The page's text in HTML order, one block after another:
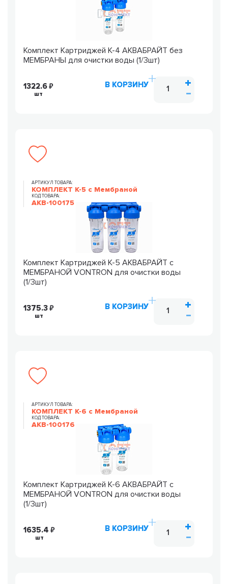
Комплект Картриджей К-4 АКВАБРАЙТ без
МЕМБРАНЫ для очистки воды (1/3шт)
1322.6
шт
В КОРЗИНУ
АРТИКУЛ ТОВАРА:
КОМПЛЕКТ К-5 с Мембраной
КОД ТОВАРА:
AKB-100175
Комплект Картриджей К-5 АКВАБРАЙТ c
МЕМБРАНОЙ VONTRON для очистки воды
(1/3шт)
1375.3
шт
В КОРЗИНУ
АРТИКУЛ ТОВАРА:
КОМПЛЕКТ К-6 с Мембраной
КОД ТОВАРА:
AKB-100176
Комплект Картриджей К-6 АКВАБРАЙТ c
МЕМБРАНОЙ VONTRON для очистки воды
(1/3шт)
1635.4
шт
В КОРЗИНУ